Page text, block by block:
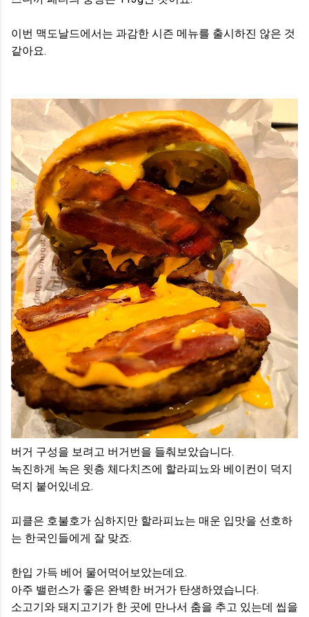
이번 맥도날드에서는 과감한 시즌 메뉴를 출시하진 않은 것
같아요.
버거 구성을 보려고 버거번을 들춰보았습니다.
녹진하게 녹은 윗층 체다치즈에 할라피뇨와 베이컨이 덕지
덕지 붙어있네요.
피클은 호불호가 심하지만 할라피뇨는 매운 입맛을 선호하
는 한국인들에게 잘 맞죠.
한입 가득 베어 물어먹어보았는데요.
아주 밸런스가 좋은 완벽한 버거가 탄생하였습니다.
소고기와 돼지고기가 한 곳에 만나서 춤을 추고 있는데 씹을